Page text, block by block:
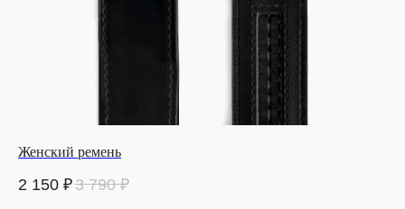
Женский ремень
2 150 ₽3 790 ₽